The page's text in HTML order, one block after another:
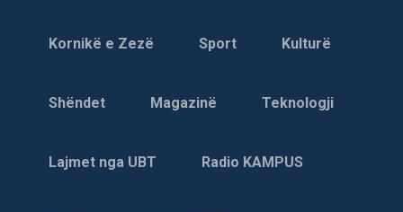
Kornikë e Zezë Sport Kulturë
Shëndet Magazinë Teknologji
Lajmet nga UBT Radio KAMPUS